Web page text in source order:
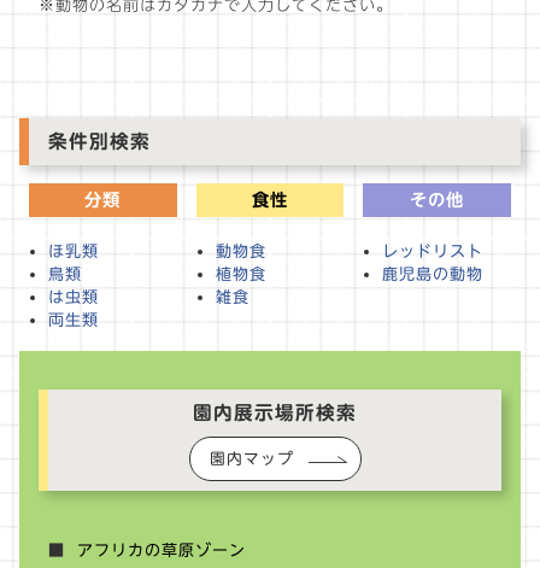
※動物の名前はカタカナで入力してください。
条件別検索
分類
ほ乳類
鳥類
は虫類
両生類
食性
動物食
植物食
雑食
その他
レッドリスト
鹿児島の動物
園内展示場所検索
園内マップ
アフリカの草原ゾーン